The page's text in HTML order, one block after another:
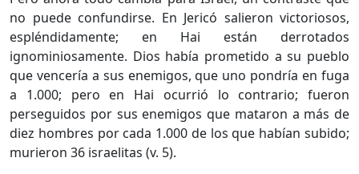
no puede confundirse. En Jericó salieron victoriosos,
espléndidamente; en Hai están derrotados
ignominiosamente. Dios había prometido a su pueblo
que vencería a sus enemigos, que uno pondría en fuga
a 1.000; pero en Hai ocurrió lo contrario; fueron
perseguidos por sus enemigos que mataron a más de
diez hombres por cada 1.000 de los que habían subido;
murieron 36 israelitas (v. 5).